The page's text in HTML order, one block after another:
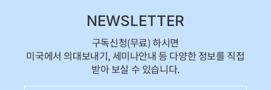
NEWSLETTER
구독신청(무료) 하시면
미국에서 의대보내기, 세미나안내 등 다양한 정보를 직접
받아 보실 수 있습니다.